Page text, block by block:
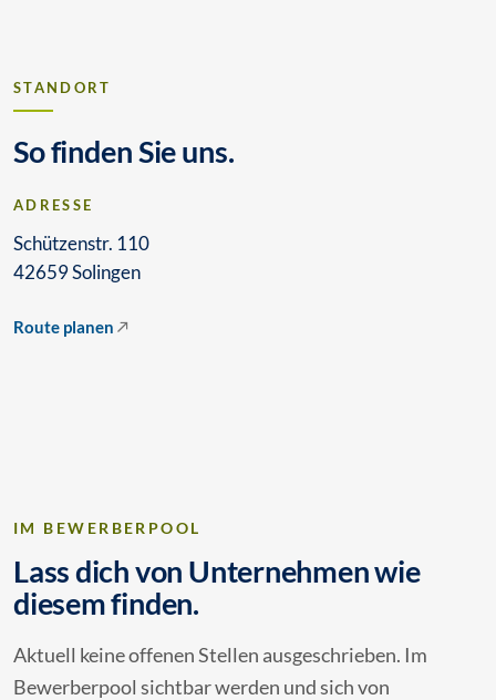
STANDORT
So finden Sie uns.
ADRESSE
Schützenstr. 110
42659 Solingen
Route planen
IM BEWERBERPOOL
Lass dich von Unternehmen wie
diesem finden.
Aktuell keine offenen Stellen ausgeschrieben. Im
Bewerberpool sichtbar werden und sich von